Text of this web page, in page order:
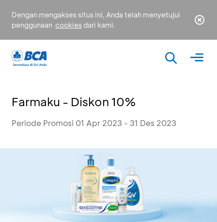
Dengan mengakses situs ini, Anda telah menyetujui
penggunaan cookies dari kami.
Farmaku - Diskon 10%
Periode Promosi 01 Apr 2023 - 31 Des 2023